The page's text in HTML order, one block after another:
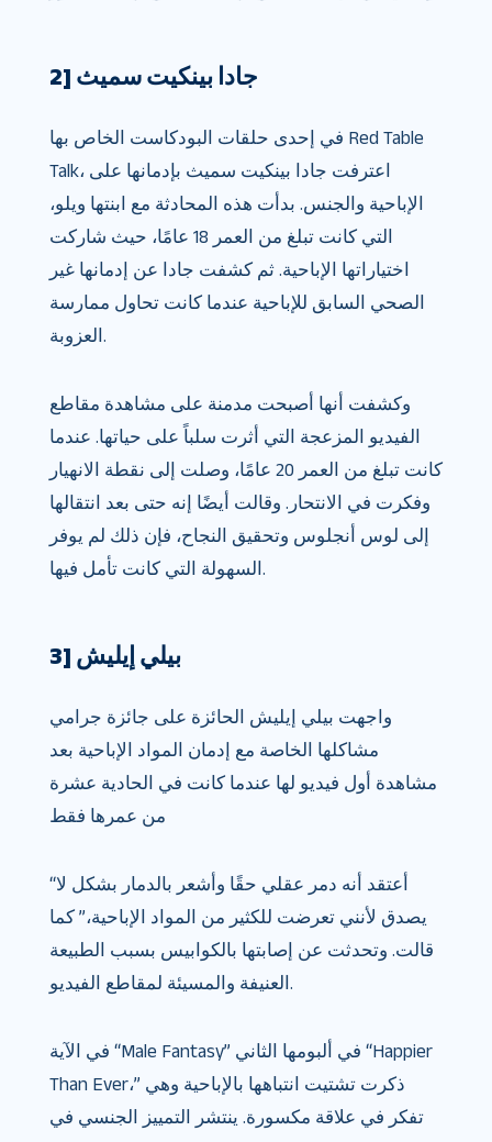
2] جادا بينكيت سميث
في إحدى حلقات البودكاست الخاص بها Red Table
Talk، اعترفت جادا بينكيت سميث بإدمانها على
الإباحية والجنس. بدأت هذه المحادثة مع ابنتها ويلو،
التي كانت تبلغ من العمر 18 عامًا، حيث شاركت
اختياراتها الإباحية. ثم كشفت جادا عن إدمانها غير
الصحي السابق للإباحية عندما كانت تحاول ممارسة
العزوبة.
وكشفت أنها أصبحت مدمنة على مشاهدة مقاطع
الفيديو المزعجة التي أثرت سلباً على حياتها. عندما
كانت تبلغ من العمر 20 عامًا، وصلت إلى نقطة الانهيار
وفكرت في الانتحار. وقالت أيضًا إنه حتى بعد انتقالها
إلى لوس أنجلوس وتحقيق النجاح، فإن ذلك لم يوفر
السهولة التي كانت تأمل فيها.
3] بيلي إيليش
واجهت بيلي إيليش الحائزة على جائزة جرامي
مشاكلها الخاصة مع إدمان المواد الإباحية بعد
مشاهدة أول فيديو لها عندما كانت في الحادية عشرة
من عمرها فقط
“أعتقد أنه دمر عقلي حقًا وأشعر بالدمار بشكل لا
يصدق لأنني تعرضت للكثير من المواد الإباحية،” كما
قالت. وتحدثت عن إصابتها بالكوابيس بسبب الطبيعة
العنيفة والمسيئة لمقاطع الفيديو.
في الآية “Male Fantasy” في ألبومها الثاني “Happier
Than Ever،” ذكرت تشتيت انتباهها بالإباحية وهي
تفكر في علاقة مكسورة. ينتشر التمييز الجنسي في